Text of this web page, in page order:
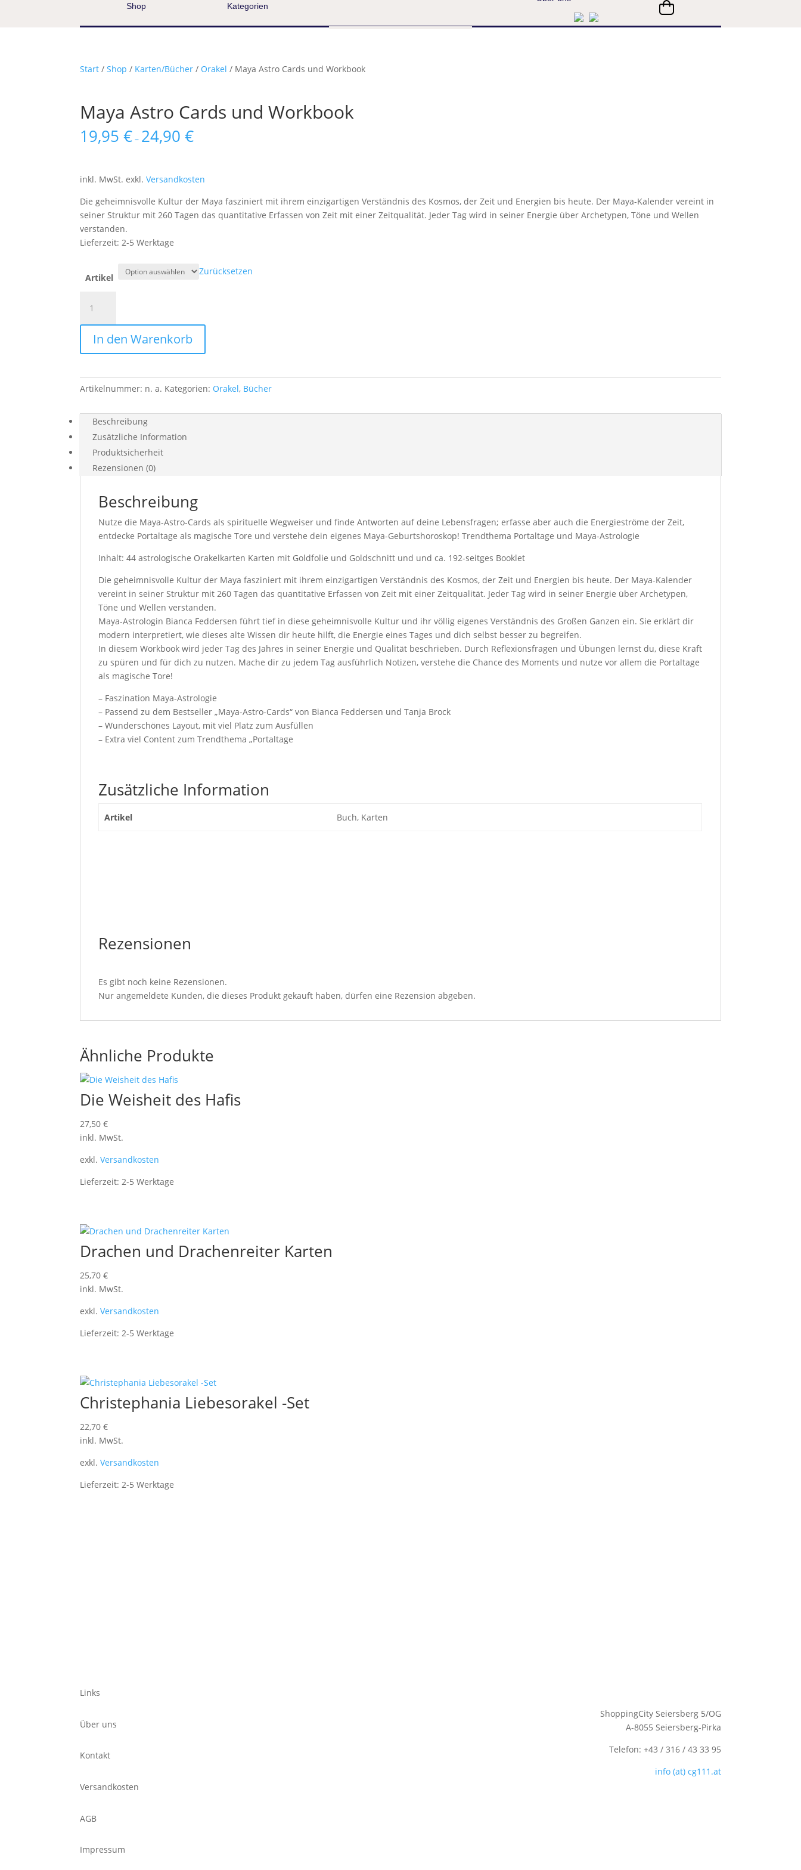
Shop Kategorien
Start /Shop / Karten/Bücher / Orakel / Maya Astro Cards und Workbook
Maya Astro Cards und Workbook
19,95€ – 24,90€
inkl. MwSt. exkl.Versandkosten
Die geheimnisvolle Kultur der Maya fasziniert mit ihrem einzigartigen Verständnis des Kosmos, der Zeit und Energien bis heute. Der Maya-Kalender vereint in
seiner Struktur mit 260 Tagen das quantitative Erfassen von Zeit mit einer Zeitqualität. Jeder Tag wird in seiner Energie über Archetypen, Töne und Wellen
verstanden.
Lieferzeit:2-5 Werktage
Artikel
Zurücksetzen
Astro
Cards
Workbook
In den Warenkorb
Artikelnummer: n. a. Kategorien: Orakel, Bücher
Beschreibung
Zusätzliche Information
Produktsicherheit
Rezensionen (0)
Beschreibung
Nutze die Maya-Astro-Cards als spirituelle Wegweiser und finde Antworten auf deine Lebensfragen; erfasse aber auch die Energieströme der Zeit,
entdecke Portaltage als magische Tore und verstehe dein eigenes Maya-Geburtshoroskop! Trendthema Portaltage und Maya-Astrologie
Inhalt: 44 astrologische Orakelkarten Karten mit Goldfolie und Goldschnitt und und ca. 192-seitges Booklet
Die geheimnisvolle Kultur der Maya fasziniert mit ihrem einzigartigen Verständnis des Kosmos, der Zeit und Energien bis heute. Der Maya-Kalender
vereint in seiner Struktur mit 260 Tagen das quantitative Erfassen von Zeit mit einer Zeitqualität. Jeder Tag wird in seiner Energie über Archetypen,
Töne und Wellen verstanden.
Maya-Astrologin Bianca Feddersen führt tief in diese geheimnisvolle Kultur und ihr völlig eigenes Verständnis des Großen Ganzen ein. Sie erklärt dir
modern interpretiert, wie dieses alte Wissen dir heute hilft, die Energie eines Tages und dich selbst besser zu begreifen.
In diesem Workbook wird jeder Tag des Jahres in seiner Energie und Qualität beschrieben. Durch Reflexionsfragen und Übungen lernst du, diese Kraft
zu spüren und für dich zu nutzen. Mache dir zu jedem Tag ausführlich Notizen, verstehe die Chance des Moments und nutze vor allem die Portaltage
als magische Tore!
– Faszination Maya-Astrologie
– Passend zu dem Bestseller „Maya-Astro-Cards“ von Bianca Feddersen und Tanja Brock
– Wunderschönes Layout, mit viel Platz zum Ausfüllen
– Extra viel Content zum Trendthema „Portaltage
Zusätzliche Information
Artikel Buch, Karten
Rezensionen
Es gibt noch keine Rezensionen.
Nur angemeldete Kunden, die dieses Produkt gekauft haben, dürfen eine Rezension abgeben.
Ähnliche Produkte
Die Weisheit des Hafis
27,50€
inkl. MwSt.
exkl.Versandkosten
Lieferzeit:2-5 Werktage
Drachen und Drachenreiter Karten
25,70€
inkl. MwSt.
exkl.Versandkosten
Lieferzeit:2-5 Werktage
Christephania Liebesorakel -Set
22,70€
inkl. MwSt.
exkl.Versandkosten
Lieferzeit:2-5 Werktage
Links
Über uns
Kontakt
Versandkosten
AGB
Impressum
ShoppingCity Seiersberg 5/OG
A-8055 Seiersberg-Pirka
Telefon: +43 / 316 / 43 33 95
info (at) cg111.at